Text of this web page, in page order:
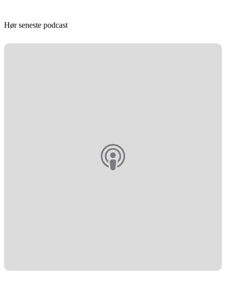
Hør seneste podcast